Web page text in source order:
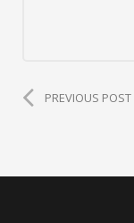
PREVIOUS POST